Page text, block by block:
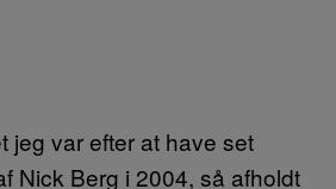
jeg var efter at have set
Nick Berg i 2004, så afholdt